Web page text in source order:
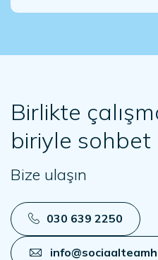
Birlikte
biriyle sohbet
Bize ulaşın
030 639 2250